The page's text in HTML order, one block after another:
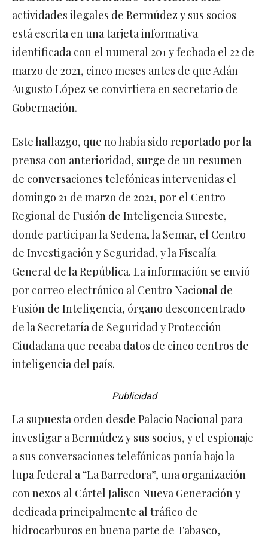
actividades ilegales de Bermúdez y sus socios
está escrita en una tarjeta informativa
identificada con el numeral 201 y fechada el 22 de
marzo de 2021, cinco meses antes de que Adán
Augusto López se convirtiera en secretario de
Gobernación.
Este hallazgo, que no había sido reportado por la
prensa con anterioridad, surge de un resumen
de conversaciones telefónicas intervenidas el
domingo 21 de marzo de 2021, por el Centro
Regional de Fusión de Inteligencia Sureste,
donde participan la Sedena, la Semar, el Centro
de Investigación y Seguridad, y la Fiscalía
General de la República. La información se envió
por correo electrónico al Centro Nacional de
Fusión de Inteligencia, órgano desconcentrado
de la Secretaría de Seguridad y Protección
Ciudadana que recaba datos de cinco centros de
inteligencia del país.
Publicidad
La supuesta orden desde Palacio Nacional para
investigar a Bermúdez y sus socios, y el espionaje
a sus conversaciones telefónicas ponía bajo la
lupa federal a “La Barredora”, una organización
con nexos al Cártel Jalisco Nueva Generación y
dedicada principalmente al tráfico de
hidrocarburos en buena parte de Tabasco,